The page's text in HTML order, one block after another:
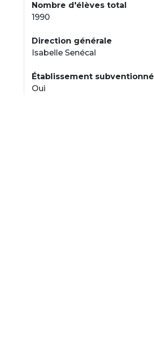
Nombre d'élèves total
1990
Direction générale
Isabelle Senécal
Établissement subventionné
Oui